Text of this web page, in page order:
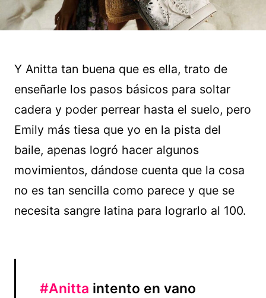
Y Anitta tan buena que es ella, trato de
enseñarle los pasos básicos para soltar
cadera y poder perrear hasta el suelo, pero
Emily más tiesa que yo en la pista del
baile, apenas logró hacer algunos
movimientos, dándose cuenta que la cosa
no es tan sencilla como parece y que se
necesita sangre latina para lograrlo al 100.
#Anitta intento en vano